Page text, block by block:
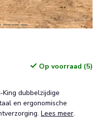
Op voorraad (5)
dubbelzijdige
en ergonomische
Lees meer.